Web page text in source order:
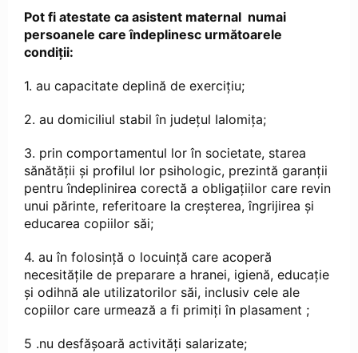
Pot fi atestate ca asistent maternal numai
persoanele care îndeplinesc următoarele
condiţii:
1. au capacitate deplină de exerciţiu;
2. au domiciliul stabil în județul Ialomița;
3. prin comportamentul lor în societate, starea
sănătăţii şi profilul lor psihologic, prezintă garanţii
pentru îndeplinirea corectă a obligaţiilor care revin
unui părinte, referitoare la creşterea, îngrijirea şi
educarea copiilor săi;
4. au în folosinţă o locuinţă care acoperă
necesităţile de preparare a hranei, igienă, educaţie
şi odihnă ale utilizatorilor săi, inclusiv cele ale
copiilor care urmează a fi primiţi în plasament ;
5 .nu desfăşoară activităţi salarizate;